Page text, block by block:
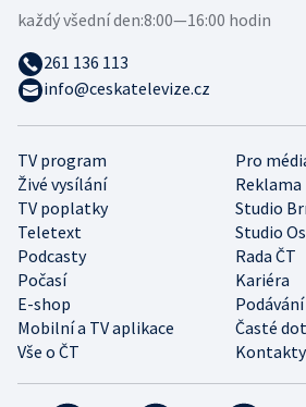
TV program
Pro
Živé vysílání
Reklama
TV poplatky
Studio
Teletext
Studio
Podcasty
Rada ČT
Počasí
Kariéra
E-shop
Mobilní a TV aplikace
Časté
Vše o ČT
Kontakty
každý všední den:8:00—16:00 hodin
261 136 113
info@ceskatelevize.cz